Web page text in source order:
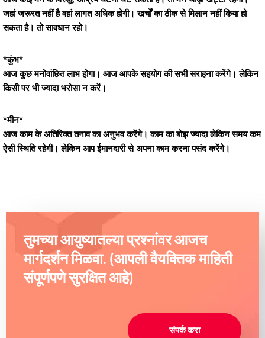
जहां जरूरत नहीं है वहां लागत अधिक होगी। खर्चों का ठीक से मिलान नहीं किया हो
सकता है। तो सावधान रहो।
*कुंभ*
आज कुछ मनोवांछित लाभ होगा। आज आपके सहयोग की सभी सराहना करेंगे। लेकिन
किसी पर भी ज्यादा भरोसा न करें।
*मीन*
आज काम के अतिरिक्त तनाव का अनुभव करेंगे। काम का बोझ ज्यादा लेकिन समय कम
ऐसी स्थिति रहेगी। लेकिन आप ईमानदारी से अपना काम करना पसंद करेंगे।
तुमच्या आयुष्यातल्या प्रश्नांवर आजच
मार्गदर्शन मिळवा. (आपली वैयक्तिक माहिती
संपूर्णपणे सुरक्षित आहे)
संपर्क करा